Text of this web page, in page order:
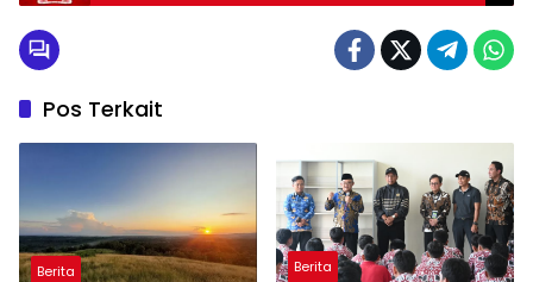
Pos Terkait
Berita Berita